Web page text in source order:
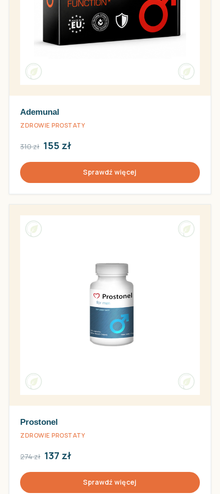
Ademunal
ZDROWIE PROSTATY
310 zł 155 zł
Sprawdź więcej
Prostonel
ZDROWIE PROSTATY
274 zł 137 zł
Sprawdź więcej